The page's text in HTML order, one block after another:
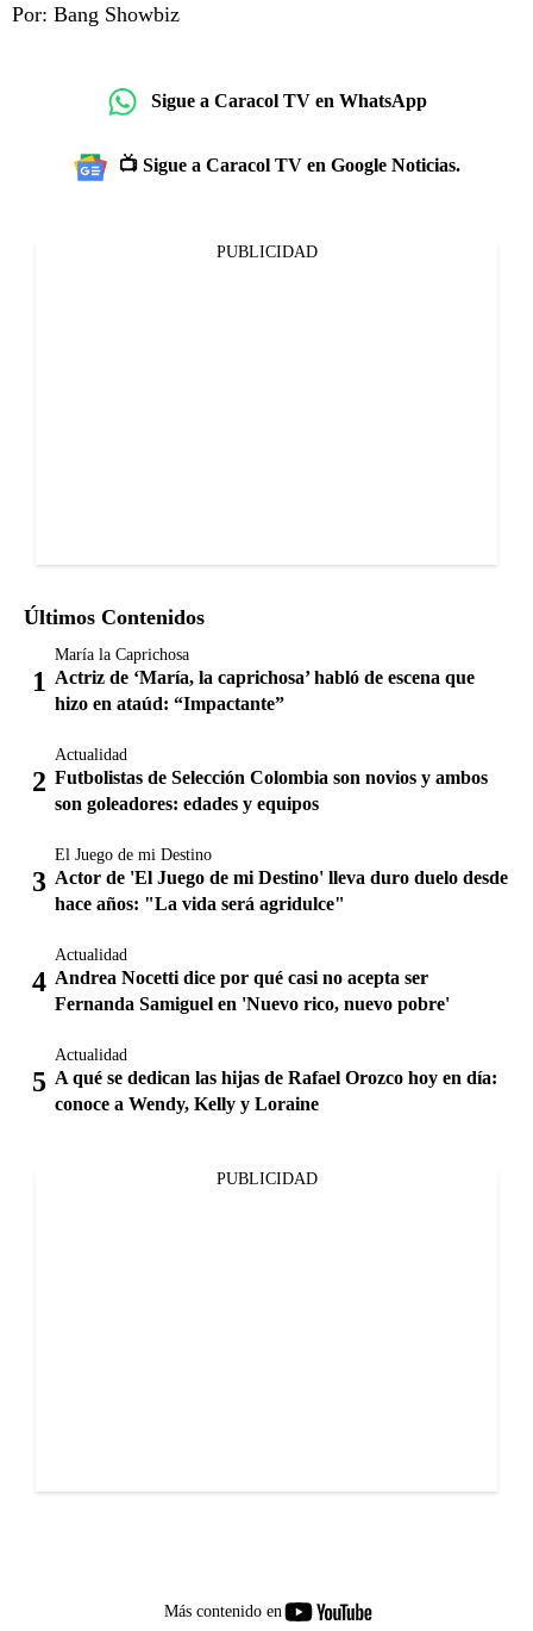
Por: Bang Showbiz
Sigue a Caracol TV en WhatsApp
📺 Sigue a Caracol TV en Google Noticias.
PUBLICIDAD
Últimos Contenidos
María la Caprichosa
Actriz de ‘María, la caprichosa’ habló de escena que
hizo en ataúd: “Impactante”
Actualidad
Futbolistas de Selección Colombia son novios y ambos
son goleadores: edades y equipos
El Juego de mi Destino
Actor de 'El Juego de mi Destino' lleva duro duelo desde
hace años: "La vida será agridulce"
Actualidad
Andrea Nocetti dice por qué casi no acepta ser
Fernanda Samiguel en 'Nuevo rico, nuevo pobre'
Actualidad
A qué se dedican las hijas de Rafael Orozco hoy en día:
conoce a Wendy, Kelly y Loraine
PUBLICIDAD
Más contenido en
youtube-